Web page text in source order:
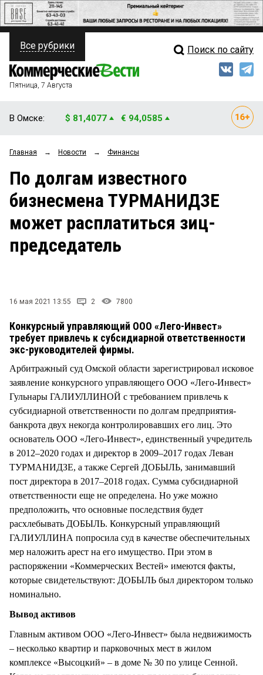
ПОЛИТИКА
ФИНАНСЫ
ОБЩЕСТВО
ЗАКОН
Свежий выпуск
Рейтинги
Блоги
Архив
Все рубрики Поиск по сайту
Пятница, 7 Августа
В Омске: $ 81,4077 € 94,0585
Главная → Новости → Финансы
По долгам известного
бизнесмена ТУРМАНИДЗЕ
может расплатиться зиц-
председатель
16 мая 2021 13:55 2 7800
Конкурсный управляющий ООО «Лего-Инвест»
требует привлечь к субсидиарной ответственности
экс-руководителей фирмы.
Арбитражный суд Омской области зарегистрировал исковое
заявление конкурсного управляющего ООО «Лего-Инвест»
Гульнары ГАЛИУЛЛИНОЙ с требованием привлечь к
субсидиарной ответственности по долгам предприятия-
банкрота двух некогда контролировавших его лиц. Это
основатель ООО «Лего-Инвест», единственный учредитель
в 2012–2020 годах и директор в 2009–2017 годах Леван
ТУРМАНИДЗЕ, а также Сергей ДОБЫЛЬ, занимавший
пост директора в 2017–2018 годах. Сумма субсидиарной
ответственности еще не определена. Но уже можно
предположить, что основные последствия будет
расхлебывать ДОБЫЛЬ. Конкурсный управляющий
ГАЛИУЛЛИНА попросила суд в качестве обеспечительных
мер наложить арест на его имущество. При этом в
распоряжении «Коммерческих Вестей» имеются факты,
которые свидетельствуют: ДОБЫЛЬ был директором только
номинально.
Вывод активов
Главным активом ООО «Лего-Инвест» была недвижимость
– несколько квартир и парковочных мест в жилом
комплексе «Высоцкий» – в доме № 30 по улице Сенной.